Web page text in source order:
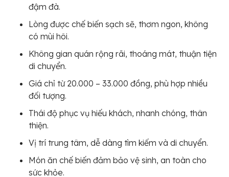
đậm đà.
Lòng được chế biến sạch sẽ, thơm ngon, không
có mùi hôi.
Không gian quán rộng rãi, thoáng mát, thuận tiện
di chuyển.
Giá chỉ từ 20.000 – 33.000 đồng, phù hợp nhiều
đối tượng.
Thái độ phục vụ hiếu khách, nhanh chóng, thân
thiện.
Vị trí trung tâm, dễ dàng tìm kiếm và di chuyển.
Món ăn chế biến đảm bảo vệ sinh, an toàn cho
sức khỏe.